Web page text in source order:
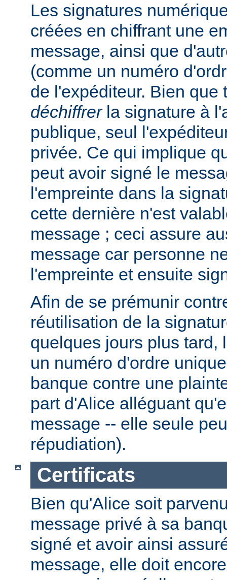
Les signatures
créées en chiffrant une
message, ainsi que
(comme un numéro
de l'expéditeur. Bien que
déchiffrerla signature à
publique, seul
privée. Ce qui implique
peut avoir signé le
l'empreinte dans la
cette dernière n'est
message ; ceci assure
message car personne
l'empreinte et ensuite
Afin de se prémunir
réutilisation de la
quelques jours plus tard,
un numéro d'ordre
banque contre une
part d'Alice alléguant
message -- elle seule
répudiation).
Certificats
Bien qu'Alice soit
message privé à sa
signé et avoir ainsi
message, elle doit